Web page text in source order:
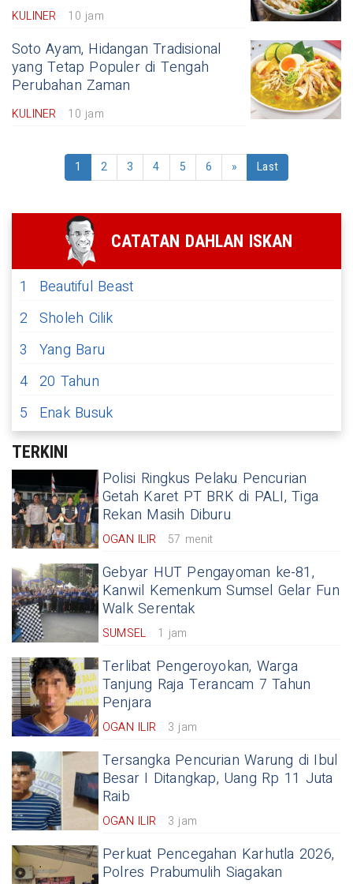
KULINER 10 jam
Soto Ayam, Hidangan Tradisional
yang Tetap Populer di Tengah
Perubahan Zaman
KULINER 10 jam
1 2 3 4 5 6 » Last
CATATAN DAHLAN ISKAN
1
Beautiful Beast
2 Sholeh Cilik
3
Yang Baru
4 20 Tahun
5
Enak Busuk
TERKINI
Polisi Ringkus Pelaku Pencurian
Getah Karet PT BRK di PALI, Tiga
Rekan Masih Diburu
OGAN ILIR 57 menit
Gebyar HUT Pengayoman ke-81,
Kanwil Kemenkum Sumsel Gelar Fun
Walk Serentak
SUMSEL 1 jam
Terlibat Pengeroyokan, Warga
Tanjung Raja Terancam 7 Tahun
Penjara
OGAN ILIR 3 jam
Tersangka Pencurian Warung di Ibul
Besar I Ditangkap, Uang Rp 11 Juta
Raib
OGAN ILIR 3 jam
Perkuat Pencegahan Karhutla 2026,
Polres Prabumulih Siagakan